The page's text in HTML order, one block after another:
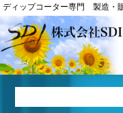
ディップコーター専門 製造・